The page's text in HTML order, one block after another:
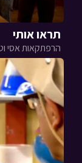
תראו אותי
הרפתקאות אסי